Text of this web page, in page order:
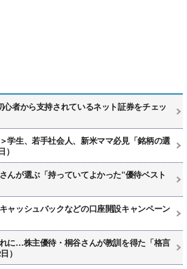
心者から支持されているネット証券をチェッ
学生、若手社会人、新米ママ必見「銘柄の選
んが選ぶ「持っていてよかった“優待ベスト
ッシュバックなどの口座開設キャンペーン
に…株主優待・桐谷さんが教訓を得た「格言
）